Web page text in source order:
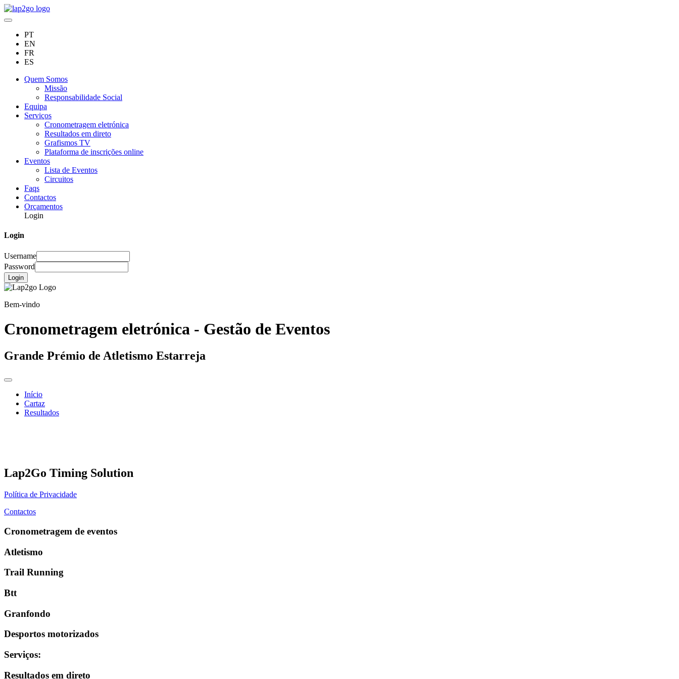
PT
EN
FR
ES
Quem Somos
Missão
Responsabilidade Social
Equipa
Serviços
Cronometragem eletrónica
Resultados em direto
Grafismos TV
Plataforma de inscrições online
Eventos
Lista de Eventos
Circuitos
Faqs
Contactos
Orçamentos
Login
Login
Username
Password
Login
Bem-vindo
Cronometragem eletrónica - Gestão de Eventos
Grande Prémio de Atletismo Estarreja
Início
Cartaz
Resultados
Lap2Go Timing Solution
Política de Privacidade
Contactos
Cronometragem de eventos
Atletismo
Trail Running
Btt
Granfondo
Desportos motorizados
Serviços:
Resultados em direto